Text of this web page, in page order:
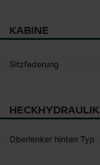
KABINE
Sitzfederung
HECKHYDRAULIK
Oberlenker hinten Typ